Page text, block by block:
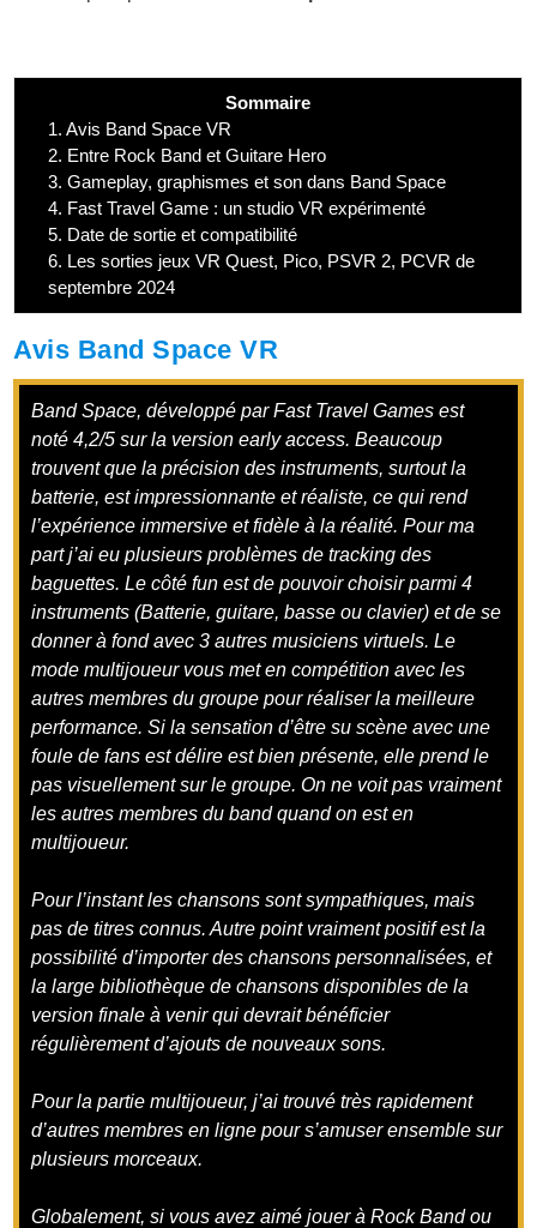
Sommaire
1. Avis Band Space VR
2. Entre Rock Band et Guitare Hero
3. Gameplay, graphismes et son dans Band Space
4. Fast Travel Game : un studio VR expérimenté
5. Date de sortie et compatibilité
6. Les sorties jeux VR Quest, Pico, PSVR 2, PCVR de
septembre 2024
Avis Band Space VR
Band Space, développé par Fast Travel Games est
noté 4,2/5 sur la version early access. Beaucoup
trouvent que la précision des instruments, surtout la
batterie, est impressionnante et réaliste, ce qui rend
l’expérience immersive et fidèle à la réalité. Pour ma
part j’ai eu plusieurs problèmes de tracking des
baguettes. Le côté fun est de pouvoir choisir parmi 4
instruments (Batterie, guitare, basse ou clavier) et de se
donner à fond avec 3 autres musiciens virtuels. Le
mode multijoueur vous met en compétition avec les
autres membres du groupe pour réaliser la meilleure
performance. Si la sensation d’être su scène avec une
foule de fans est délire est bien présente, elle prend le
pas visuellement sur le groupe. On ne voit pas vraiment
les autres membres du band quand on est en
multijoueur.
Pour l’instant les chansons sont sympathiques, mais
pas de titres connus. Autre point vraiment positif est la
possibilité d’importer des chansons personnalisées, et
la large bibliothèque de chansons disponibles de la
version finale à venir qui devrait bénéficier
régulièrement d’ajouts de nouveaux sons.
Pour la partie multijoueur, j’ai trouvé très rapidement
d’autres membres en ligne pour s’amuser ensemble sur
plusieurs morceaux.
Globalement, si vous avez aimé jouer à Rock Band ou